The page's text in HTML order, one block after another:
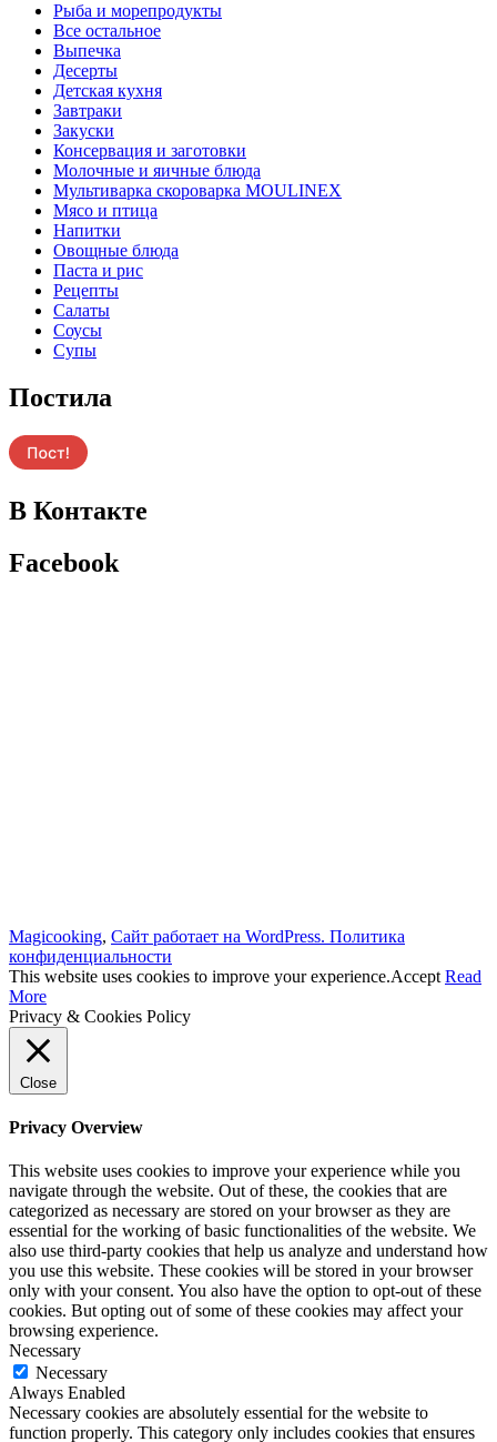
Pыба и морепродукты
Все остальное
Выпечка
Десерты
Детская кухня
Завтраки
Закуски
Консервация и заготовки
Молочные и яичные блюда
Мультиварка скороварка MOULINEX
Мясо и птица
Напитки
Овощные блюда
Паста и рис
Рецепты
Салаты
Соусы
Супы
Постила
В Контакте
Facebook
Magicooking, Сайт работает на WordPress. Политика
конфиденциальности
This website uses cookies to improve your experience.Accept Read
More
Privacy & Cookies Policy
Close
Privacy Overview
This website uses cookies to improve your experience while you
navigate through the website. Out of these, the cookies that are
categorized as necessary are stored on your browser as they are
essential for the working of basic functionalities of the website. We
also use third-party cookies that help us analyze and understand how
you use this website. These cookies will be stored in your browser
only with your consent. You also have the option to opt-out of these
cookies. But opting out of some of these cookies may affect your
browsing experience.
Necessary
Necessary
Always Enabled
Necessary cookies are absolutely essential for the website to
function properly. This category only includes cookies that ensures